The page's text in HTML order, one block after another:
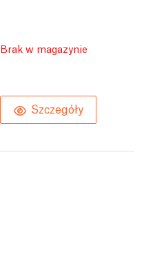
Brak w magazynie
Szczegóły